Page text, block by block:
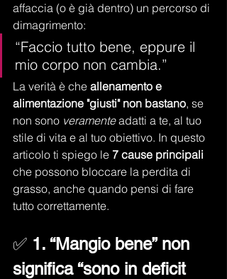
affaccia (o è già dentro) un percorso di
dimagrimento:
“Faccio tutto bene, eppure il
mio corpo non cambia.”
La verità è che allenamento e
alimentazione "giusti" non bastano, se
non sono veramente adatti a te, al tuo
stile di vita e al tuo obiettivo. In questo
articolo ti spiego le 7 cause principali
che possono bloccare la perdita di
grasso, anche quando pensi di fare
tutto correttamente.
✅ 1. “Mangio bene” non
significa “sono in deficit